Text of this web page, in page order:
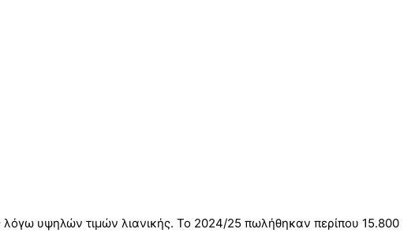
υψηλών τιμών λιανικής. Το 2024/25 πωλήθηκαν περίπου 15.800